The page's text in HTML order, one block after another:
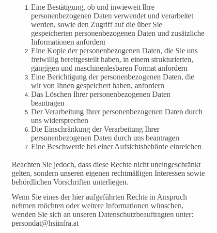
Eine Bestätigung, ob und inwieweit Ihre
personenbezogenen Daten verwendet und verarbeitet
werden, sowie den Zugriff auf die über Sie
gespeicherten personenbezogenen Daten und zusätzliche
Informationen anfordern
Eine Kopie der personenbezogenen Daten, die Sie uns
freiwillig bereitgestellt haben, in einem strukturierten,
gängigen und maschinenlesbaren Format anfordern
Eine Berichtigung der personenbezogenen Daten, die
wir von Ihnen gespeichert haben, anfordern
Das Löschen Ihrer personenbezogenen Daten
beantragen
Der Verarbeitung Ihrer personenbezogenen Daten durch
uns widersprechen
Die Einschränkung der Verarbeitung Ihrer
personenbezogenen Daten durch uns beantragen
Eine Beschwerde bei einer Aufsichtsbehörde einreichen
Beachten Sie jedoch, dass diese Rechte nicht uneingeschränkt
gelten, sondern unseren eigenen rechtmäßigen Interessen sowie
behördlichen Vorschriften unterliegen.
Wenn Sie eines der hier aufgeführten Rechte in Anspruch
nehmen möchten oder weitere Informationen wünschen,
wenden Sie sich an unseren Datenschutzbeauftragten unter:
persondat@hsiinfra.at